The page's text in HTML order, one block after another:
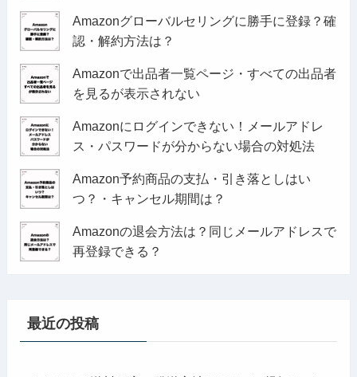
Amazonグローバルセリングに勝手に登録？確
認・解約方法は？
Amazonで出品者一覧ページ・すべての出品者
を見るが表示されない
Amazonにログインできない！メールアドレ
ス・パスワードが分からない場合の対処法
Amazon予約商品の支払・引き落としはい
つ？・キャンセル期間は？
Amazonの退会方法は？同じメールアドレスで
再登録できる？
最近の投稿